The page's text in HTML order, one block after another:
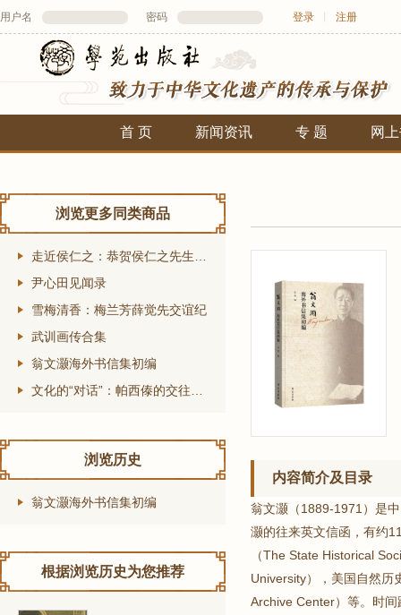
用户名 密码 登录 注册
首 页 新闻资讯 专 题 网
浏览更多同类商品
尹心田见闻录
雪梅清香：梅兰芳薛觉先交谊纪
武训画传合集
翁文灏海外书信集初编
浏览历史
翁文灏海外书信集初编
根据浏览历史为您推荐
内容简介及目录
翁文灏（1889-1971）是
灏的往来英文信函，有约
（The State Historical
University），美国自然历
Archive Center）等。时